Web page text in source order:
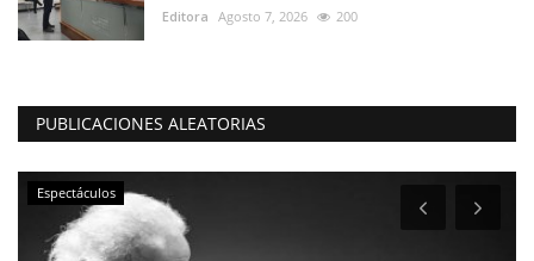
Editora Agosto 7, 2026 200
PUBLICACIONES ALEATORIAS
Espectáculos